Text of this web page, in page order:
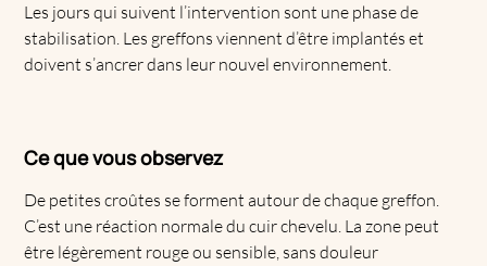
Les jours qui suivent l’intervention sont une phase de
stabilisation. Les greffons viennent d’être implantés et
doivent s’ancrer dans leur nouvel environnement.
Ce que vous observez
De petites croûtes se forment autour de chaque greffon.
C’est une réaction normale du cuir chevelu. La zone peut
être légèrement rouge ou sensible, sans douleur